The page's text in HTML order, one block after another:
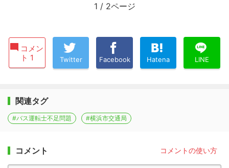
1 / 2ページ
コメン
ト 1
Twitter Facebook Hatena LINE
関連タグ
#バス運転士不足問題 #横浜市交通局
コメント コメントの使い方